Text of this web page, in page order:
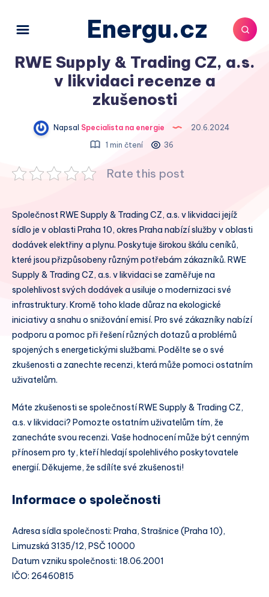
Energu.cz
RWE Supply & Trading CZ, a.s.
v likvidaci recenze a
zkušenosti
Napsal Specialista na energie
20.6.2024
1 min čtení
36
Rate this post
Společnost RWE Supply & Trading CZ, a.s. v likvidaci jejíž
sídlo je v oblasti Praha 10, okres Praha nabízí služby v oblasti
dodávek elektřiny a plynu. Poskytuje širokou škálu ceníků,
které jsou přizpůsobeny různým potřebám zákazníků. RWE
Supply & Trading CZ, a.s. v likvidaci se zaměřuje na
spolehlivost svých dodávek a usiluje o modernizaci své
infrastruktury. Kromě toho klade důraz na ekologické
iniciativy a snahu o snižování emisí. Pro své zákazníky nabízí
podporu a pomoc při řešení různých dotazů a problémů
spojených s energetickými službami. Podělte se o své
zkušenosti a zanechte recenzi, která může pomoci ostatním
uživatelům.
Máte zkušenosti se společností RWE Supply & Trading CZ,
a.s. v likvidaci? Pomozte ostatním uživatelům tím, že
zanecháte svou recenzi. Vaše hodnocení může být cenným
přínosem pro ty, kteří hledají spolehlivého poskytovatele
energií. Děkujeme, že sdílíte své zkušenosti!
Informace o společnosti
Adresa sídla společnosti: Praha, Strašnice (Praha 10),
Limuzská 3135/12, PSČ 10000
Datum vzniku společnosti: 18.06.2001
IČO: 26460815